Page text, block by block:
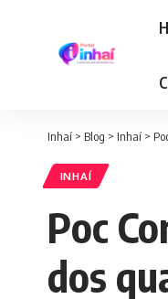
Inhaí > Blog > Inhaí >
INHAÍ
Poc
dos